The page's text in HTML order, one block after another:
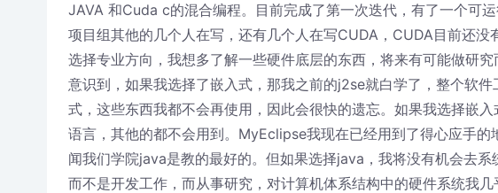
JAVA 和Cuda c的混合编程。目前完成了第一次迭代，有了一个可
项目组其他的几个人在写，还有几个人在写CUDA，CUDA目前还
选择专业方向，我想多了解一些硬件底层的东西，将来有可能做研
意识到，如果我选择了嵌入式，那我之前的j2se就白学了，整个软
式，这些东西我都不会再使用，因此会很快的遗忘。如果我选择嵌
语言，其他的都不会用到。MyEclipse我现在已经用到了得心应手
闻我们学院java是教的最好的。但如果选择java，我将没有机会去
而不是开发工作，而从事研究，对计算机体系结构中的硬件系统我